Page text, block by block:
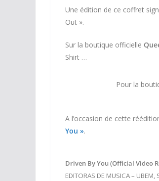
Une édition de ce coffret
Out ».
Sur la boutique officielle
Shirt …
Pour la
A l’occasion de cette
You ».
Driven By You (Official Video
EDITORAS DE MUSICA –